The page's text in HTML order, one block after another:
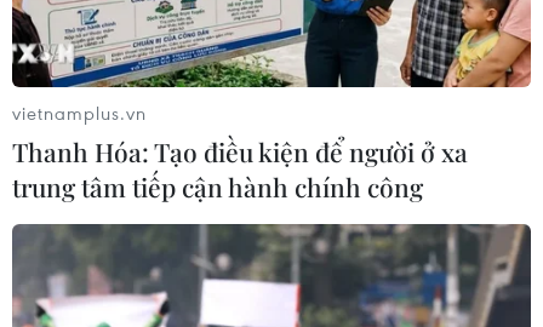
vietnamplus.vn
Thanh Hóa: Tạo điều kiện để người ở xa
trung tâm tiếp cận hành chính công